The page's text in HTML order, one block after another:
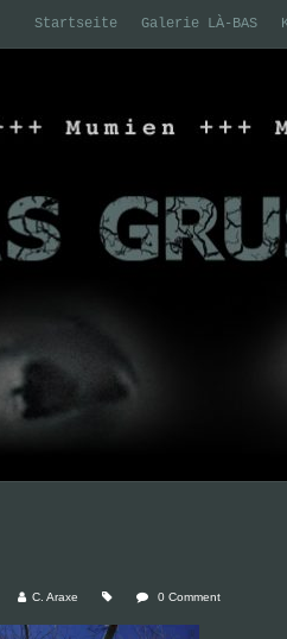
Startseite Galerie LÀ-BAS
C. Araxe 0 Comment